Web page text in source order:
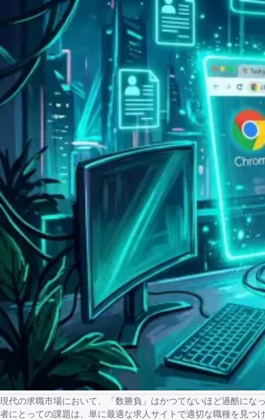
現代の求職市場において、「数勝負」はかつてないほど過酷に
者にとっての課題は、単に最適な求人サイト で適切な職種を見つ